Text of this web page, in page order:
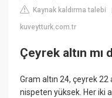
Kaynak kaldırma talebi
kuveytturk.com.tr
Çeyrek altın mı
Gram altın 24, çeyrek
nispeten yüksek. Her iki